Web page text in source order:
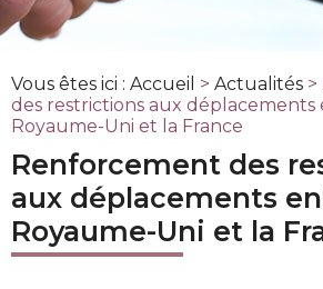
Vous êtes ici : Accueil > Actualités
des restrictions aux déplacements
Royaume-Uni et la France
Renforcement des
aux déplacements
Royaume-Uni et la